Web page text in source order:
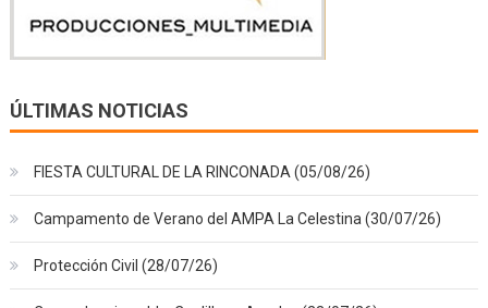
ÚLTIMAS NOTICIAS
FIESTA CULTURAL DE LA RINCONADA (05/08/26)
Campamento de Verano del AMPA La Celestina (30/07/26)
Protección Civil (28/07/26)